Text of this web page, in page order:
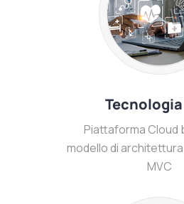
Piattaforma Cloud
modello di
MVC